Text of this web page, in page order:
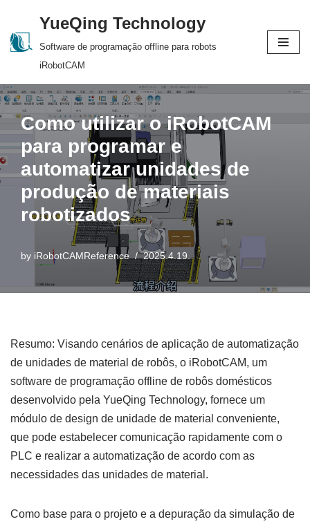
Skip
YueQing Technology
Software de programação offline para robots
iRobotCAM
Como utilizar o iRobotCAM
para programar e
automatizar unidades de
produção de materiais
robotizados
by iRobotCAMReference 2025.4.19.
Resumo: Visando cenários de aplicação de automatização
de unidades de material de robôs, o iRobotCAM, um
software de programação offline de robôs domésticos
desenvolvido pela YueQing Technology, fornece um
módulo de design de unidade de material conveniente,
que pode estabelecer comunicação rapidamente com o
PLC e realizar a automatização de acordo com as
necessidades das unidades de material.
Como base para o projeto e a depuração da simulação de